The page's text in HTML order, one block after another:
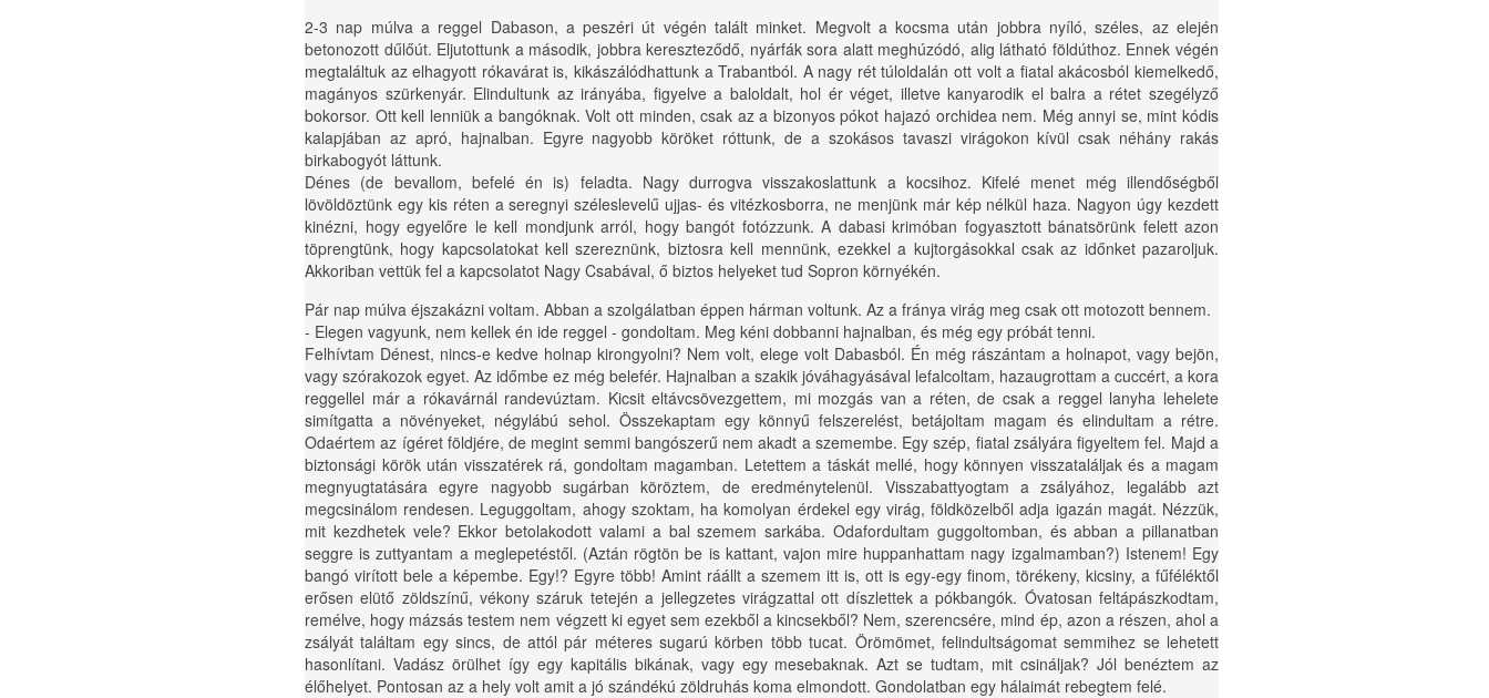
2-3 nap múlva a reggel Dabason, a peszéri út végén talált minket. Megvolt a kocsma után jobbra nyíló, széles, az elején
betonozott dűlőút. Eljutottunk a második, jobbra kereszteződő, nyárfák sora alatt meghúzódó, alig látható földúthoz. Ennek végén
megtaláltuk az elhagyott rókavárat is, kikászálódhattunk a Trabantból. A nagy rét túloldalán ott volt a fiatal akácosból kiemelkedő,
magányos szürkenyár. Elindultunk az irányába, figyelve a baloldalt, hol ér véget, illetve kanyarodik el balra a rétet szegélyző
bokorsor. Ott kell lenniük a bangóknak. Volt ott minden, csak az a bizonyos pókot hajazó orchidea nem. Még annyi se, mint kódis
kalapjában az apró, hajnalban. Egyre nagyobb köröket róttunk, de a szokásos tavaszi virágokon kívül csak néhány rakás
birkabogyót láttunk.
Dénes (de bevallom, befelé én is) feladta. Nagy durrogva visszakoslattunk a kocsihoz. Kifelé menet még illendőségből
lövöldöztünk egy kis réten a seregnyi széleslevelű ujjas- és vitézkosborra, ne menjünk már kép nélkül haza. Nagyon úgy kezdett
kinézni, hogy egyelőre le kell mondjunk arról, hogy bangót fotózzunk. A dabasi krimóban fogyasztott bánatsörünk felett azon
töprengtünk, hogy kapcsolatokat kell szereznünk, biztosra kell mennünk, ezekkel a kujtorgásokkal csak az időnket pazaroljuk.
Akkoriban vettük fel a kapcsolatot Nagy Csabával, ő biztos helyeket tud Sopron környékén.
Pár nap múlva éjszakázni voltam. Abban a szolgálatban éppen hárman voltunk. Az a fránya virág meg csak ott motozott bennem.
- Elegen vagyunk, nem kellek én ide reggel - gondoltam. Meg kéni dobbanni hajnalban, és még egy próbát tenni.
Felhívtam Dénest, nincs-e kedve holnap kirongyolni? Nem volt, elege volt Dabasból. Én még rászántam a holnapot, vagy bejön,
vagy szórakozok egyet. Az időmbe ez még belefér. Hajnalban a szakik jóváhagyásával lefalcoltam, hazaugrottam a cuccért, a kora
reggellel már a rókavárnál randevúztam. Kicsit eltávcsövezgettem, mi mozgás van a réten, de csak a reggel lanyha lehelete
simítgatta a növényeket, négylábú sehol. Összekaptam egy könnyű felszerelést, betájoltam magam és elindultam a rétre.
Odaértem az ígéret földjére, de megint semmi bangószerű nem akadt a szemembe. Egy szép, fiatal zsályára figyeltem fel. Majd a
biztonsági körök után visszatérek rá, gondoltam magamban. Letettem a táskát mellé, hogy könnyen visszataláljak és a magam
megnyugtatására egyre nagyobb sugárban köröztem, de eredménytelenül. Visszabattyogtam a zsályához, legalább azt
megcsinálom rendesen. Leguggoltam, ahogy szoktam, ha komolyan érdekel egy virág, földközelből adja igazán magát. Nézzük,
mit kezdhetek vele? Ekkor betolakodott valami a bal szemem sarkába. Odafordultam guggoltomban, és abban a pillanatban
seggre is zuttyantam a meglepetéstől. (Aztán rögtön be is kattant, vajon mire huppanhattam nagy izgalmamban?) Istenem! Egy
bangó virított bele a képembe. Egy!? Egyre több! Amint ráállt a szemem itt is, ott is egy-egy finom, törékeny, kicsiny, a fűféléktől
erősen elütő zöldszínű, vékony száruk tetején a jellegzetes virágzattal ott díszlettek a pókbangók. Óvatosan feltápászkodtam,
remélve, hogy mázsás testem nem végzett ki egyet sem ezekből a kincsekből? Nem, szerencsére, mind ép, azon a részen, ahol a
zsályát találtam egy sincs, de attól pár méteres sugarú körben több tucat. Örömömet, felindultságomat semmihez se lehetett
hasonlítani. Vadász örülhet így egy kapitális bikának, vagy egy mesebaknak. Azt se tudtam, mit csináljak? Jól benéztem az
élőhelyet. Pontosan az a hely volt amit a jó szándékú zöldruhás koma elmondott. Gondolatban egy hálaimát rebegtem felé.